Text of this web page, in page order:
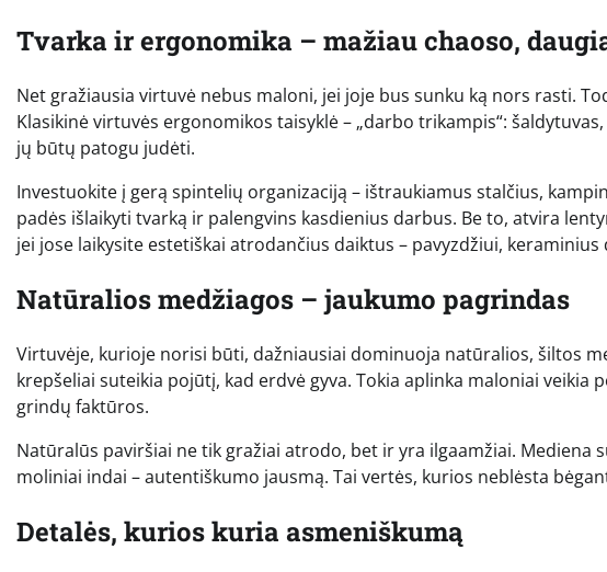
Tvarka ir ergonomika – mažiau chaoso,
Net gražiausia virtuvė nebus maloni, jei joje bus sunku ką nors rasti.
Klasikinė virtuvės ergonomikos taisyklė – „darbo trikampis“:
jų būtų patogu judėti.
Investuokite į gerą spintelių organizaciją – ištraukiamus stalčius,
padės išlaikyti tvarką ir palengvins kasdienius darbus. Be to, atvira
jei jose laikysite estetiškai atrodančius daiktus – pavyzdžiui,
Natūralios medžiagos – jaukumo pagrindas
Virtuvėje, kurioje norisi būti, dažniausiai dominuoja natūralios, šiltos
krepšeliai suteikia pojūtį, kad erdvė gyva. Tokia aplinka maloniai veikia
grindų faktūros.
Natūralūs paviršiai ne tik gražiai atrodo, bet ir yra ilgaamžiai. Mediena
moliniai indai – autentiškumo jausmą. Tai vertės, kurios neblėsta
Detalės, kurios kuria asmeniškumą